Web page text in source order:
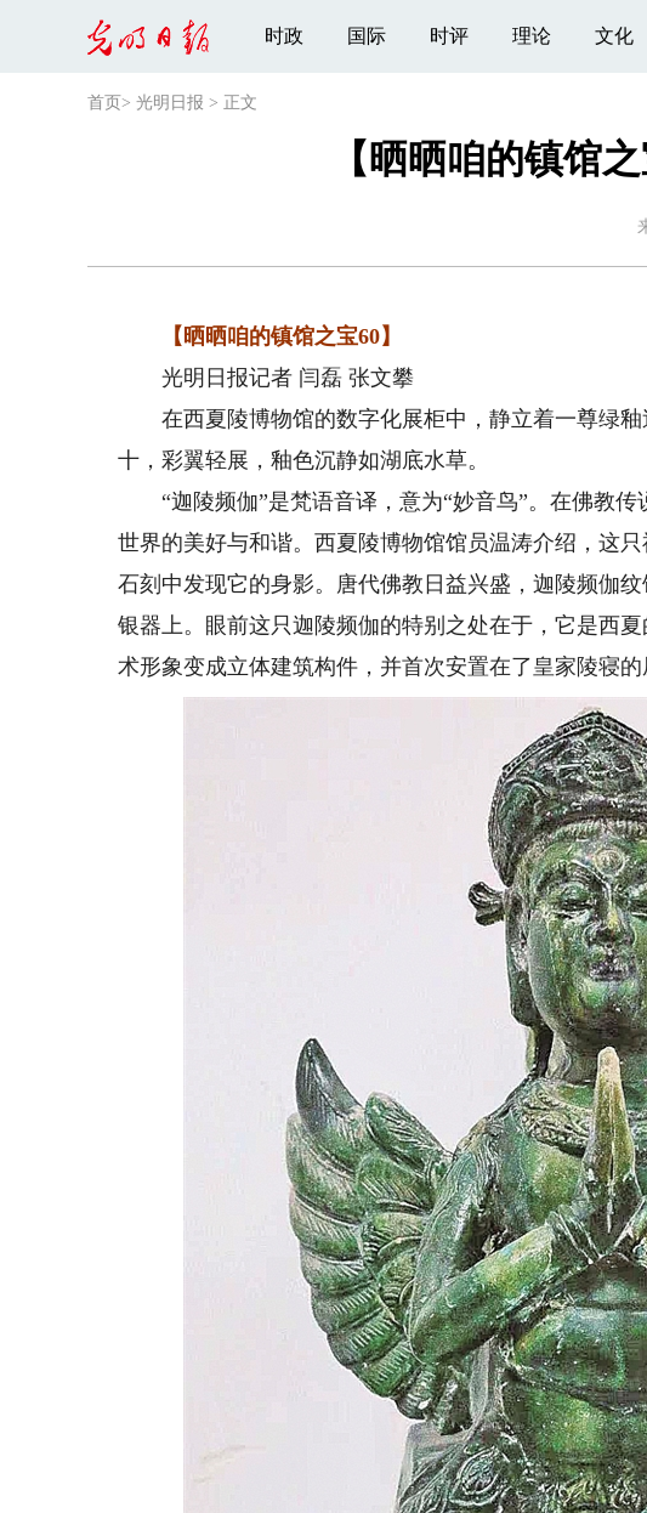
时政 国际 时评 理论 文化
首页 > 光明日报 > 正文
【晒晒咱的镇馆
【晒晒咱的镇馆之宝60】
光明日报记者 闫磊 张文攀
在西夏陵博物馆的数字化展柜中，静立着一尊绿釉
十，彩翼轻展，釉色沉静如湖底水草。
“迦陵频伽”是梵语音译，意为“妙音鸟”。在佛教传
世界的美好与和谐。西夏陵博物馆馆员温涛介绍，这
石刻中发现它的身影。唐代佛教日益兴盛，迦陵频伽
银器上。眼前这只迦陵频伽的特别之处在于，它是西
术形象变成立体建筑构件，并首次安置在了皇家陵寝的